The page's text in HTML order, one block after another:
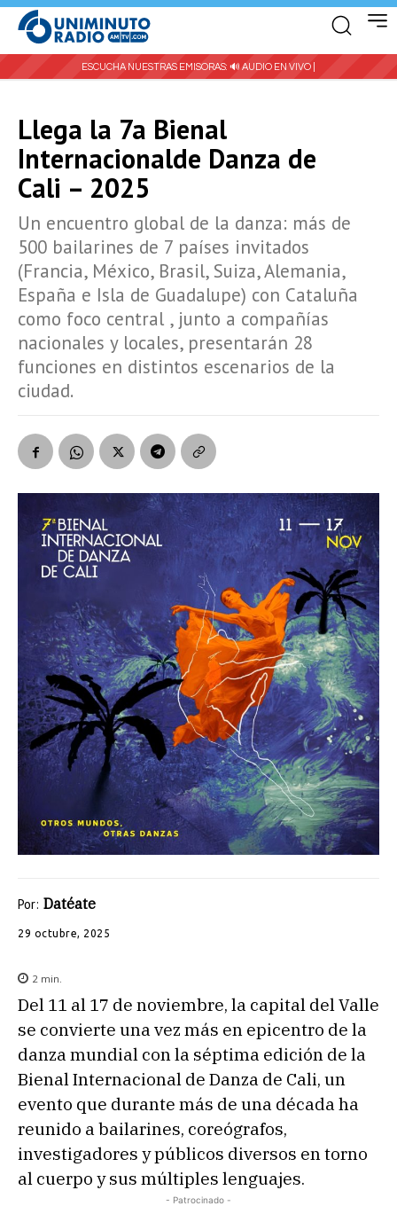
ESCUCHA NUESTRAS EMISORAS: 🔊 AUDIO EN VIVO |
Llega la 7a Bienal
Internacionalde Danza de
Cali – 2025
Un encuentro global de la danza: más de
500 bailarines de 7 países invitados
(Francia, México, Brasil, Suiza, Alemania,
España e Isla de Guadalupe) con Cataluña
como foco central , junto a compañías
nacionales y locales, presentarán 28
funciones en distintos escenarios de la
ciudad.
Por: Datéate
29 octubre, 2025
2 min.
Del 11 al 17 de noviembre, la capital del Valle
se convierte una vez más en epicentro de la
danza mundial con la séptima edición de la
Bienal Internacional de Danza de Cali, un
evento que durante más de una década ha
reunido a bailarines, coreógrafos,
investigadores y públicos diversos en torno
al cuerpo y sus múltiples lenguajes.
- Patrocinado -